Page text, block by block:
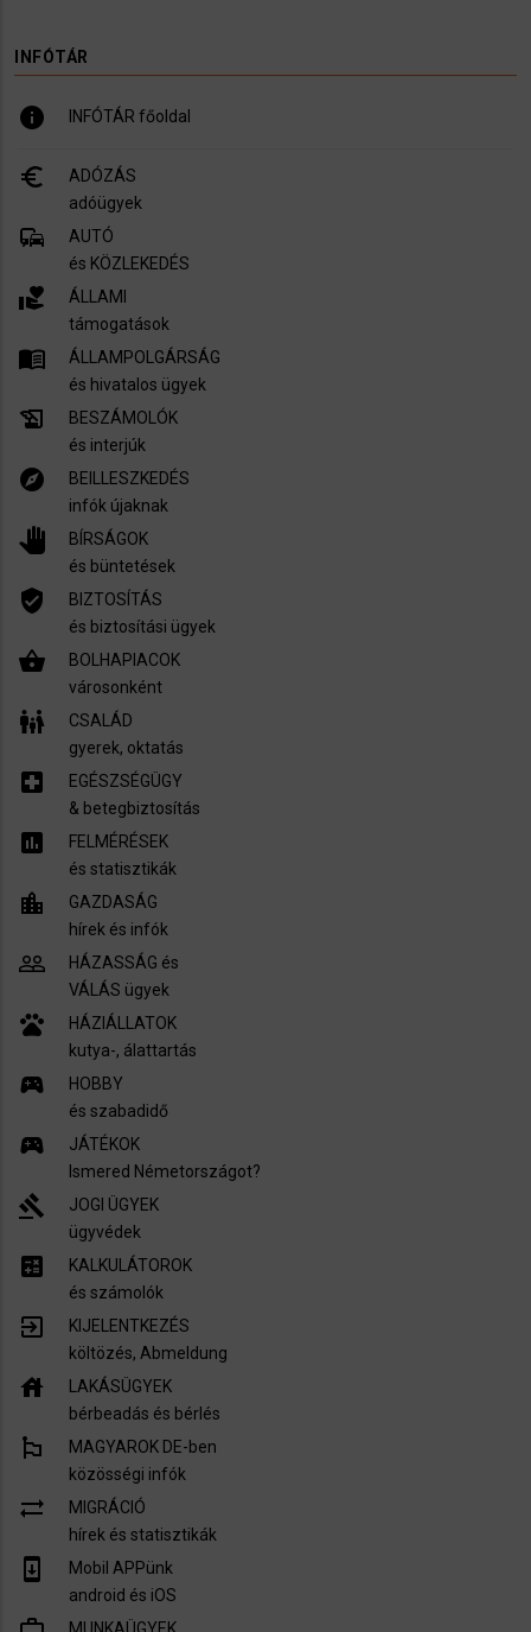
INFÓTÁR
info INFÓTÁR főoldal
euro_symbol
ADÓZÁS
adóügyek
commute
AUTÓ
és KÖZLEKEDÉS
volunteer_activism
ÁLLAMI
támogatások
menu_book
ÁLLAMPOLGÁRSÁG
és hivatalos ügyek
history_edu
BESZÁMOLÓK
és interjúk
explore
BEILLESZKEDÉS
infók újaknak
pan_tool
BÍRSÁGOK
és büntetések
verified_user
BIZTOSÍTÁS
és biztosítási ügyek
shopping_basket
BOLHAPIACOK
városonként
family_restroom
CSALÁD
gyerek, oktatás
local_hospital
EGÉSZSÉGÜGY
​& betegbiztosítás
assessment
FELMÉRÉSEK
és statisztikák
location_city
GAZDASÁG
hírek és infók
people_outline
HÁZASSÁG és
VÁLÁS ügyek
pets
HÁZIÁLLATOK
kutya-, álattartás
sports_esports
HOBBY
és szabadidő
sports_esports
JÁTÉKOK
Ismered Németországot?
gavel
JOGI ÜGYEK
ügyvédek
calculate
KALKULÁTOROK
és számolók
exit_to_app
KIJELENTKEZÉS
költözés, Abmeldung
house
LAKÁSÜGYEK
bérbeadás és bérlés
emoji_flags
MAGYAROK DE-ben
közösségi infók
sync_alt
MIGRÁCIÓ
hírek és statisztikák
system_update
Mobil APPünk
android és iOS